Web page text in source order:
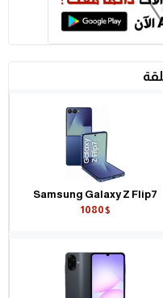
Samsung Galaxy Z Flip7
1080$